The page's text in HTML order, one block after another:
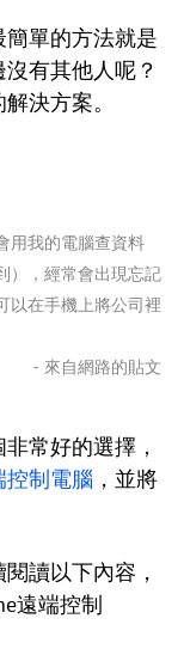
單的方法就是
有其他人呢？
決方案。
用我的電腦查資料
），經常會出現忘記
以在手機上將公司裡
- 來自網路的貼文
常好的選擇，
控制電腦 ，並將
讀以下內容，
遠端控制